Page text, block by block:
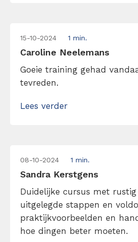
15-10-2024 1 min.
Caroline Neelemans
Goeie training gehad
tevreden.
Lees verder
08-10-2024 1 min.
Sandra Kerstgens
Duidelijke cursus met
uitgelegde stappen en
praktijkvoorbeelden en
hoe dingen beter moeten.